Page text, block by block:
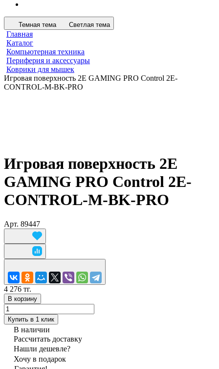
Темная тема Светлая тема
Главная
Каталог
Компьютерная техника
Периферия и аксессуары
Коврики для мышек
Игровая поверхность 2E GAMING PRO Control 2E-
CONTROL-M-BK-PRO
Игровая поверхность 2E
GAMING PRO Control 2E-
CONTROL-M-BK-PRO
Арт. 89447
4 276 тг.
В корзину
Купить в 1 клик
В наличии
Рассчитать доставку
Нашли дешевле?
Хочу в подарок